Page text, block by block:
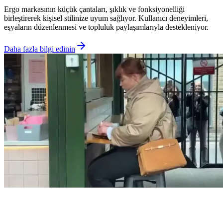
Ergo markasının küçük çantaları, şıklık ve fonksiyonelliği
birleştirerek kişisel stilinize uyum sağlıyor. Kullanıcı deneyimleri,
eşyaların düzenlenmesi ve topluluk paylaşımlarıyla destekleniyor.
Daha fazla bilgi edinin